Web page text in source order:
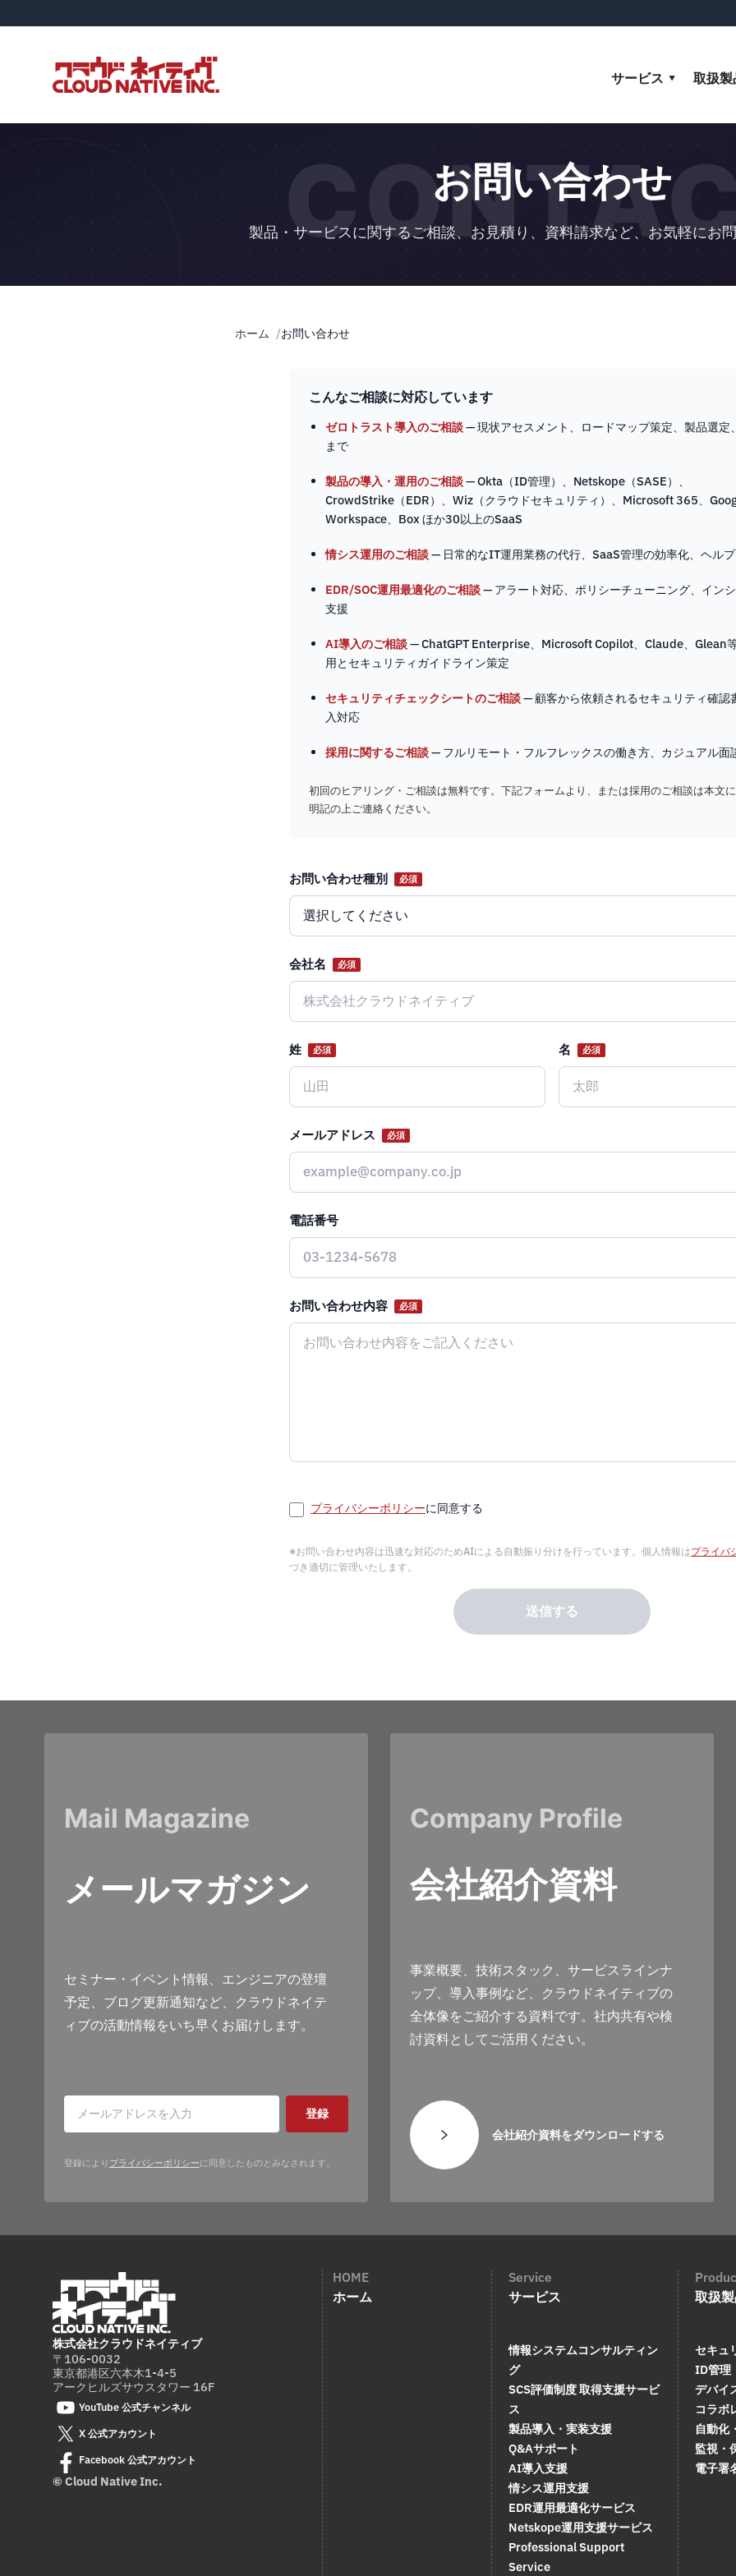
サービス 取扱
お問い合わせ
製品・サービスに関するご相談、お見積り、資料請求など、お気軽にお
ホーム お問い合わせ
こんなご相談に対応しています
ゼロトラスト導入のご相談— 現状アセスメント、ロードマップ策定、製品選定
まで
製品の導入・運用のご相談— Okta（ID管理）、Netskope（SASE）、
CrowdStrike（EDR）、Wiz（クラウドセキュリティ）、Microsoft 365、
Workspace、Box ほか30以上のSaaS
情シス運用のご相談— 日常的なIT運用業務の代行、SaaS管理の効率化、ヘル
EDR/SOC運用最適化のご相談— アラート対応、ポリシーチューニング、イン
支援
AI導入のご相談— ChatGPT Enterprise、Microsoft Copilot、Claude、Glean
用とセキュリティガイドライン策定
セキュリティチェックシートのご相談— 顧客から依頼されるセキュリティ確認
入対応
採用に関するご相談— フルリモート・フルフレックスの働き方、カジュアル面
初回のヒアリング・ご相談は無料です。下記フォームより、または採用のご相談は本文
明記の上ご連絡ください。
Website
お問い合わせ種別 必須
会社名 必須
姓 必須 名 必須
メールアドレス 必須
電話番号
お問い合わせ内容 必須
プライバシーポリシーに同意する
※お問い合わせ内容は迅速な対応のためAIによる自動振り分けを行っています。個人情報はプライバ
づき適切に管理いたします。
送信する
Mail Magazine
メールマガジン
セミナー・イベント情報、エンジニアの登壇
予定、ブログ更新通知など、クラウドネイテ
ィブの活動情報をいち早くお届けします。
登録
登録により プライバシーポリシーに同意したものとみなされます。
Company Profile
会社紹介資料
事業概要、技術スタック、サービスラインナ
ップ、導入事例など、クラウドネイティブの
全体像をご紹介する資料です。社内共有や検
討資料としてご活用ください。
会社紹介資料をダウンロードする
株式会社クラウドネイティブ
〒106-0032
東京都港区六本木1-4-5
アークヒルズサウスタワー 16F
YouTube 公式チャンネル
X 公式アカウント
Facebook 公式アカウント
© Cloud Native Inc.
HOME
ホーム
Service
サービス
情報システムコンサルティン
グ
SCS評価制度 取得支援サービ
ス
製品導入・実装支援
Q&Aサポート
AI導入支援
情シス運用支援
EDR運用最適化サービス
Netskope運用支援サービス
Professional Support
Service
取扱
セキュ
ID管理
デバイ
コラボ
自動化
監視・
電子署